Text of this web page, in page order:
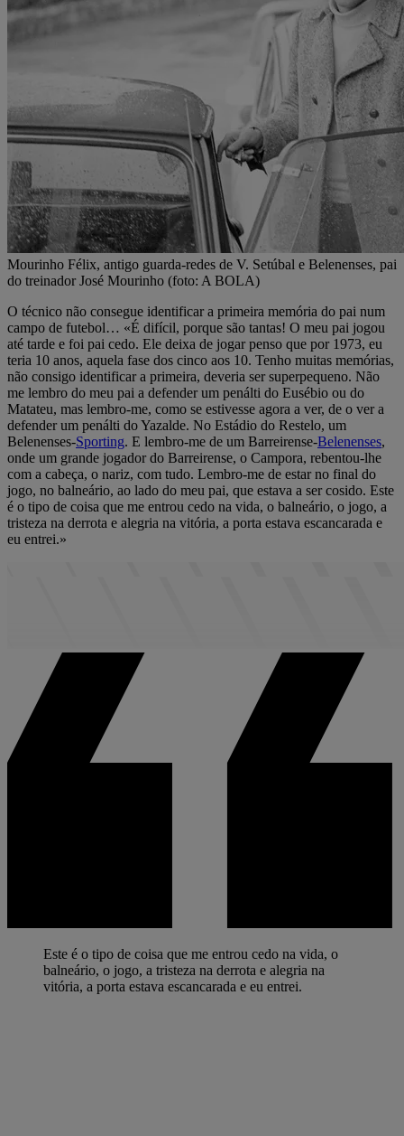
Mourinho Félix, antigo guarda-redes de V. Setúbal e Belenenses, pai
do treinador José Mourinho (foto: A BOLA)
O técnico não consegue identificar a primeira memória do pai num
campo de futebol… «É difícil, porque são tantas! O meu pai jogou
até tarde e foi pai cedo. Ele deixa de jogar penso que por 1973, eu
teria 10 anos, aquela fase dos cinco aos 10. Tenho muitas memórias,
não consigo identificar a primeira, deveria ser superpequeno. Não
me lembro do meu pai a defender um penálti do Eusébio ou do
Matateu, mas lembro-me, como se estivesse agora a ver, de o ver a
defender um penálti do Yazalde. No Estádio do Restelo, um
Belenenses-Sporting. E lembro-me de um Barreirense-Belenenses,
onde um grande jogador do Barreirense, o Campora, rebentou-lhe
com a cabeça, o nariz, com tudo. Lembro-me de estar no final do
jogo, no balneário, ao lado do meu pai, que estava a ser cosido. Este
é o tipo de coisa que me entrou cedo na vida, o balneário, o jogo, a
tristeza na derrota e alegria na vitória, a porta estava escancarada e
eu entrei.»
Este é o tipo de coisa que me entrou cedo na vida, o
balneário, o jogo, a tristeza na derrota e alegria na
vitória, a porta estava escancarada e eu entrei.